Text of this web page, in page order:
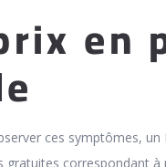
en
ces symptômes,
correspondant